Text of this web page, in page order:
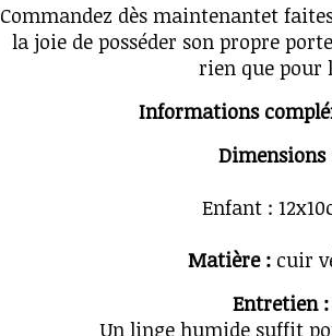
Commandez dès maintenantet
la joie de posséder son propre
rien que pour
Informations
Dimensions
Enfant :
Matière : cuir
Entretien :
Un linge humide suffit